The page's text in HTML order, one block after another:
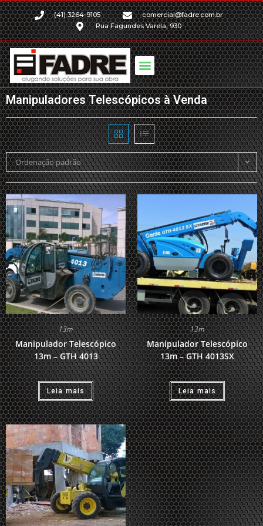
(41) 3264-9105
comercial@fadre.com.br
Rua Fagundes Varela, 930
Manipuladores Telescópicos à Venda
Ordenação padrão
13m
Manipulador Telescópico
13m – GTH 4013
Leia mais
13m
Manipulador Telescópico
13m – GTH 4013SX
Leia mais